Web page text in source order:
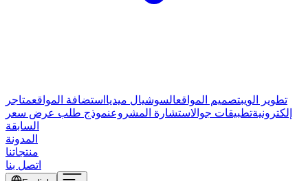
تطوير الويبتصميم المواقعالسوشيال ميديا استضافة المواقعمتاجر
إلكترونيةتطبيقات جوالاستشارة المشروعنموذج طلب عرض سعر
السابقة
المدونة
منتجاتنا
اتصل بنا